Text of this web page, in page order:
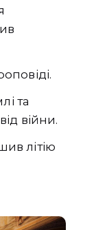
та
війни.
літію